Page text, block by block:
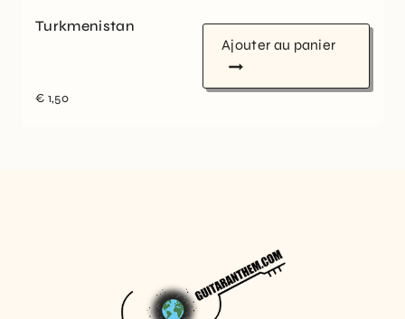
Turkmenistan
€ 1,50
Ajouter au panier